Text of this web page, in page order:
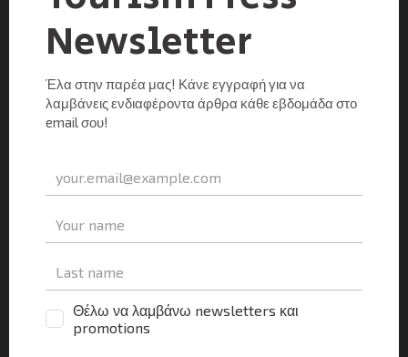
Μόσχας ΜΙΤΤ 2013. Στην διάρκειά […]
Μοιραστείτε τα νέα
Facebook
X LinkedIn
WhatsApp
ViberEmailEvernote
Μοιραστείτε
Αφήστε μια απάντηση
Για να σχολιάσετε πρέπει νασυνδεθείτε.
This site uses Akismet to reduce spam.Learn how your
comment data is processed.